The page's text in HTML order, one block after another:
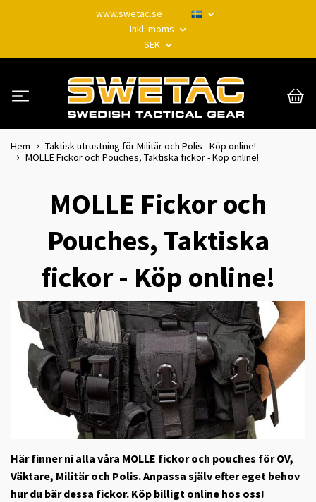
www.swetac.se
Inkl. moms
SEK
Hem
Taktisk utrustning för Militär och Polis - Köp online!
MOLLE Fickor och Pouches, Taktiska fickor - Köp online!
MOLLE Fickor och
Pouches, Taktiska
fickor - Köp online!
Här finner ni alla våra MOLLE fickor och pouches för OV,
Väktare, Militär och Polis. Anpassa själv efter eget behov
hur du bär dessa fickor. Köp billigt online hos oss!